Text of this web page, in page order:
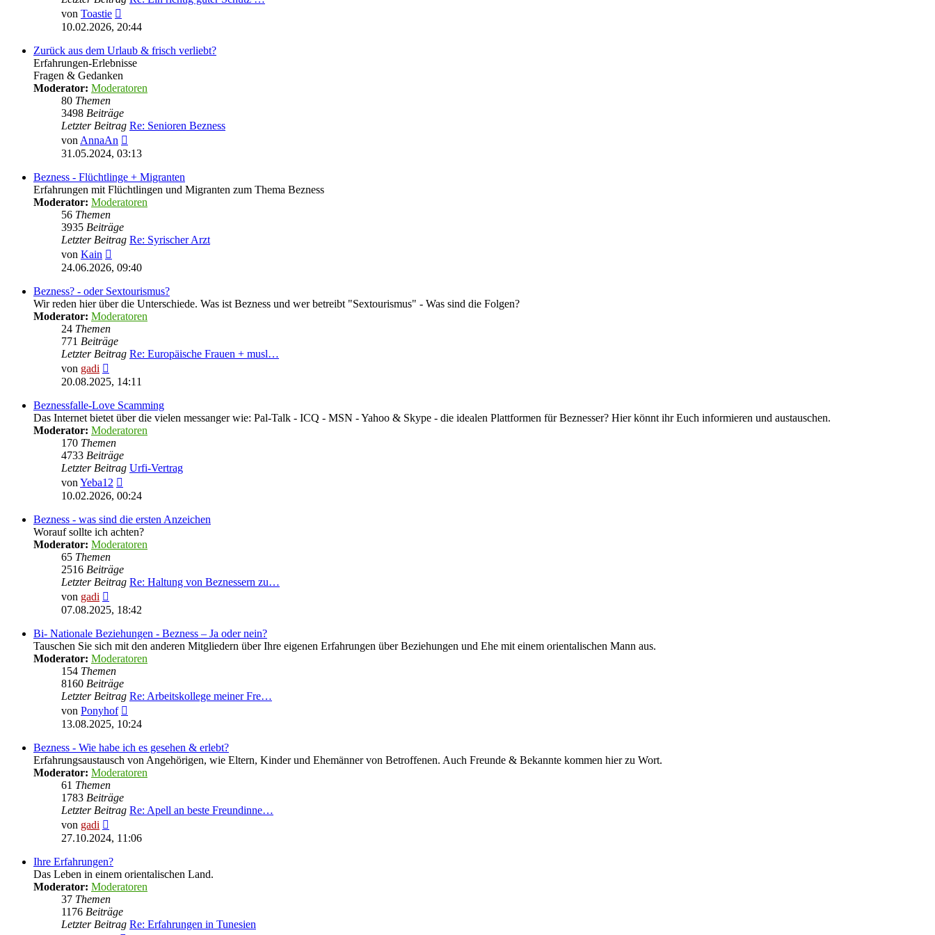
von Toastie
Beitrag
10.02.2026, 20:44
Zurück aus dem Urlaub & frisch verliebt?
Erfahrungen-Erlebnisse
Fragen & Gedanken
Moderator: Moderatoren
80 Themen
3498 Beiträge
Letzter Beitrag Re: Senioren Bezness
von AnnaAn
Beitrag
31.05.2024, 03:13
Bezness - Flüchtlinge + Migranten
Erfahrungen mit Flüchtlingen und Migranten zum Thema Bezness
Moderator: Moderatoren
56 Themen
3935 Beiträge
Letzter Beitrag Re: Syrischer Arzt
von Kain
Beitrag
24.06.2026, 09:40
Bezness? - oder Sextourismus?
Wir reden hier über die Unterschiede. Was ist Bezness und wer betreibt "Sextourismus" - Was sind die Folgen?
Moderator: Moderatoren
24 Themen
771 Beiträge
Letzter Beitrag Re: Europäische Frauen + musl…
von gadi
Beitrag
20.08.2025, 14:11
Beznessfalle-Love Scamming
Das Internet bietet über die vielen messanger wie: Pal-Talk - ICQ - MSN - Yahoo & Skype - die idealen Plattformen für Beznesser? Hier könnt ihr Euch informieren und austauschen.
Moderator: Moderatoren
170 Themen
4733 Beiträge
Letzter Beitrag Urfi-Vertrag
von Yeba12
Beitrag
10.02.2026, 00:24
Bezness - was sind die ersten Anzeichen
Worauf sollte ich achten?
Moderator: Moderatoren
65 Themen
2516 Beiträge
Letzter Beitrag Re: Haltung von Beznessern zu…
von gadi
Beitrag
07.08.2025, 18:42
Bi- Nationale Beziehungen - Bezness – Ja oder nein?
Tauschen Sie sich mit den anderen Mitgliedern über Ihre eigenen Erfahrungen über Beziehungen und Ehe mit einem orientalischen Mann aus.
Moderator: Moderatoren
154 Themen
8160 Beiträge
Letzter Beitrag Re: Arbeitskollege meiner Fre…
von Ponyhof
Beitrag
13.08.2025, 10:24
Bezness - Wie habe ich es gesehen & erlebt?
Erfahrungsaustausch von Angehörigen, wie Eltern, Kinder und Ehemänner von Betroffenen. Auch Freunde & Bekannte kommen hier zu Wort.
Moderator: Moderatoren
61 Themen
1783 Beiträge
Letzter Beitrag Re: Apell an beste Freundinne…
von gadi
Beitrag
27.10.2024, 11:06
Ihre Erfahrungen?
Das Leben in einem orientalischen Land.
Moderator: Moderatoren
37 Themen
1176 Beiträge
Letzter Beitrag Re: Erfahrungen in Tunesien